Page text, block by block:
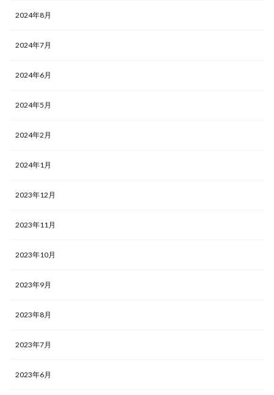
2024年8月
2024年7月
2024年6月
2024年5月
2024年2月
2024年1月
2023年12月
2023年11月
2023年10月
2023年9月
2023年8月
2023年7月
2023年6月